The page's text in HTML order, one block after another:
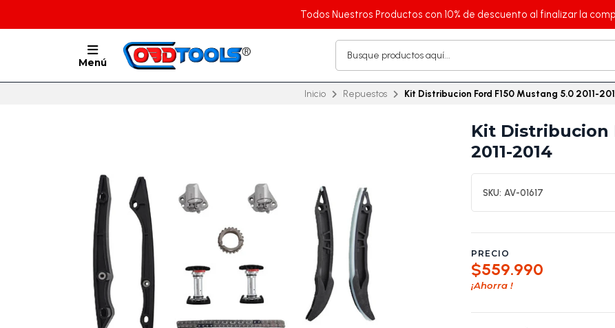
Todos Nuestros Productos con 10% de descuento al finalizar la
Menú
Inicio Repuestos Kit Distribucion Ford F150 Mustang 5.0 2011-
Kit Distribucion
2011-2014
SKU: AV-01617
PRECIO
$559.990
¡Ahorra !